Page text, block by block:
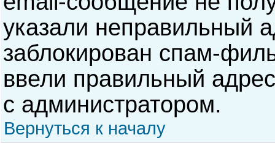
указали неправильный
заблокирован спам-
ввели правильный
с администратором.
Вернуться к началу